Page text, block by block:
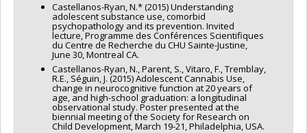
Castellanos-Ryan, N.* (2015) Understanding
adolescent substance use, comorbid
psychopathology and its prevention. Invited
lecture, Programme des Conférences Scientifiques
du Centre de Recherche du CHU Sainte-Justine,
June 30, Montreal CA.
Castellanos-Ryan, N., Parent, S., Vitaro, F., Tremblay,
R.E., Séguin, J. (2015) Adolescent Cannabis Use,
change in neurocognitive function at 20 years of
age, and high-school graduation: a longitudinal
observational study. Poster presented at the
biennial meeting of the Society for Research on
Child Development, March 19-21, Philadelphia, USA.